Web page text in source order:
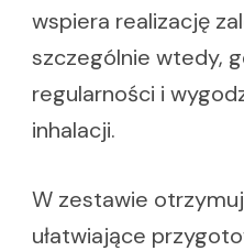
wspiera realizację
szczególnie wtedy,
regularności i
inhalacji.
W zestawie
ułatwiające